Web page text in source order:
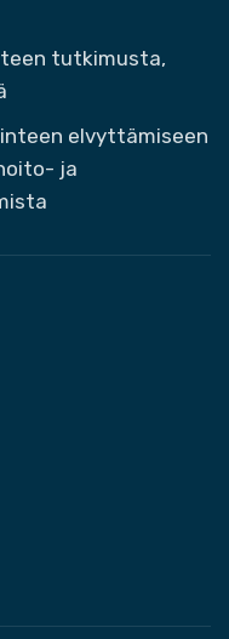
tutkimusta,
elvyttämiseen
ja